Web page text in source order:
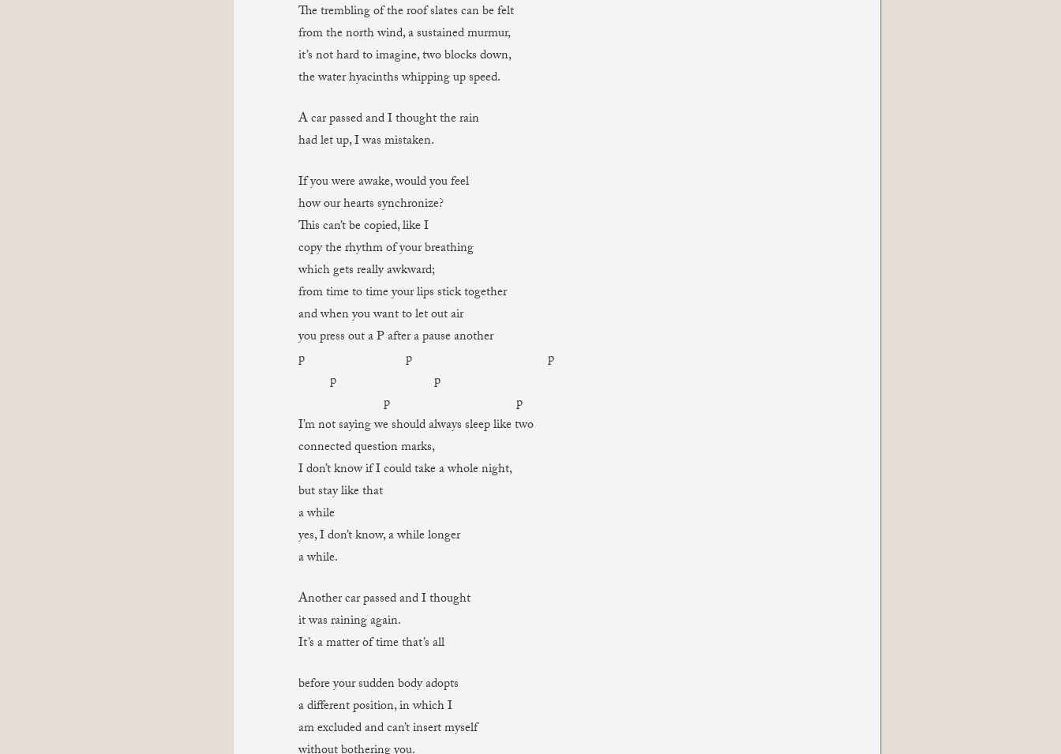
The trembling of the roof slates can be felt
from the north wind, a sustained murmur,
it’s not hard to imagine, two blocks down,
the water hyacinths whipping up speed.
A car passed and I thought the rain
had let up, I was mistaken.
If you were awake, would you feel
how our hearts synchronize?
This can’t be copied, like I
copy the rhythm of your breathing
which gets really awkward;
from time to time your lips stick together
and when you want to let out air
you press out a P after a pause another
p p p
p p
p p
I’m not saying we should always sleep like two
connected question marks,
I don’t know if I could take a whole night,
but stay like that
a while
yes, I don’t know, a while longer
a while.
Another car passed and I thought
it was raining again.
It’s a matter of time that’s all
before your sudden body adopts
a different position, in which I
am excluded and can’t insert myself